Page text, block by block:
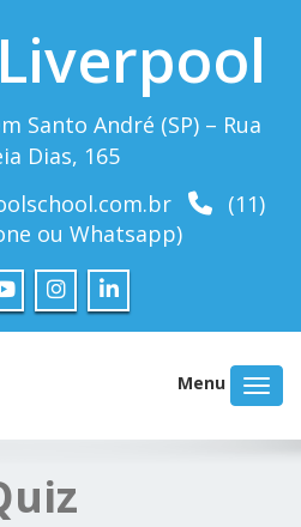
Santo André (SP) – Rua
Dias, 165
(11)
ou Whatsapp)
Menu